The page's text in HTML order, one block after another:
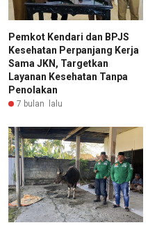
Pemkot Kendari dan BPJS
Kesehatan Perpanjang Kerja
Sama JKN, Targetkan
Layanan Kesehatan Tanpa
Penolakan
7 bulan lalu